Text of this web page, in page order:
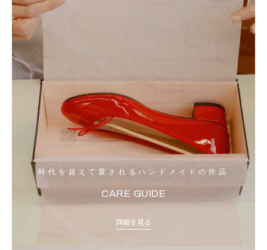
時代を超えて愛されるハンドメイドの作品
CARE GUIDE
詳細を見る